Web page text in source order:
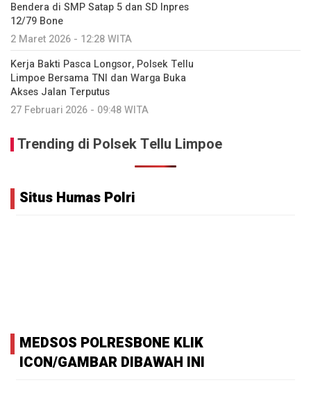
Bendera di SMP Satap 5 dan SD Inpres
12/79 Bone
2 Maret 2026 - 12:28 WITA
Kerja Bakti Pasca Longsor, Polsek Tellu
Limpoe Bersama TNI dan Warga Buka
Akses Jalan Terputus
27 Februari 2026 - 09:48 WITA
Trending di Polsek Tellu Limpoe
Situs Humas Polri
MEDSOS POLRESBONE KLIK
ICON/GAMBAR DIBAWAH INI